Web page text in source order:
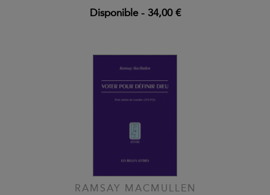
Disponible- 34,00 €
RAMSAY MACMULLEN